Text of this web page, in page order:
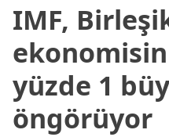
IMF,
yüzde 1
öngörüyor